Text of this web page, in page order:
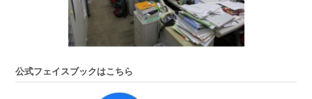
公式フェイスブックはこちら